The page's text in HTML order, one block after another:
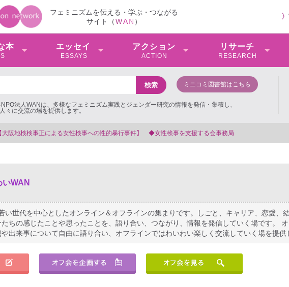
フェミニズムを伝える・学ぶ・つながる
サイト（WAN ）
〉
本 エッセイ
ESSAYS
アクション
ACTION
リサーチ
RESEARCH
ミニコミ図書館はこちら
法人WANは、多様なフェミニズム実践とジェンダー研究の情報を発信・集積し、
々に交流の場を提供します。
【抗議文】2026年3月13日第6次男女共同参画
いWAN
い世代を中心としたオンライン＆オフラインの集まりです。しごと、キャリア、恋愛、
ちの感じたことや思ったことを、語り合い、つながり、情報を発信していく場です。
出来事について自由に語り合い、オフラインではわいわい楽しく交流していく場を提供